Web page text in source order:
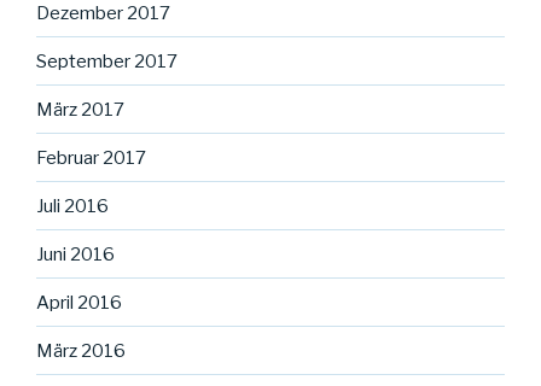
Dezember 2017
September 2017
März 2017
Februar 2017
Juli 2016
Juni 2016
April 2016
März 2016